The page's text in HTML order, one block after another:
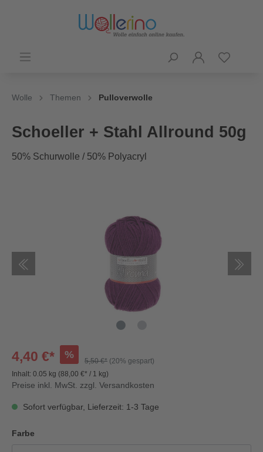
Wolle Themen Pulloverwolle
Schoeller + Stahl Allround 50g
50% Schurwolle / 50% Polyacryl
4,40 €* %
5,50 €* (20% gespart)
Inhalt: 0.05 kg (88,00 €* / 1 kg)
Preise inkl. MwSt. zzgl. Versandkosten
Sofort verfügbar, Lieferzeit: 1-3 Tage
Farbe